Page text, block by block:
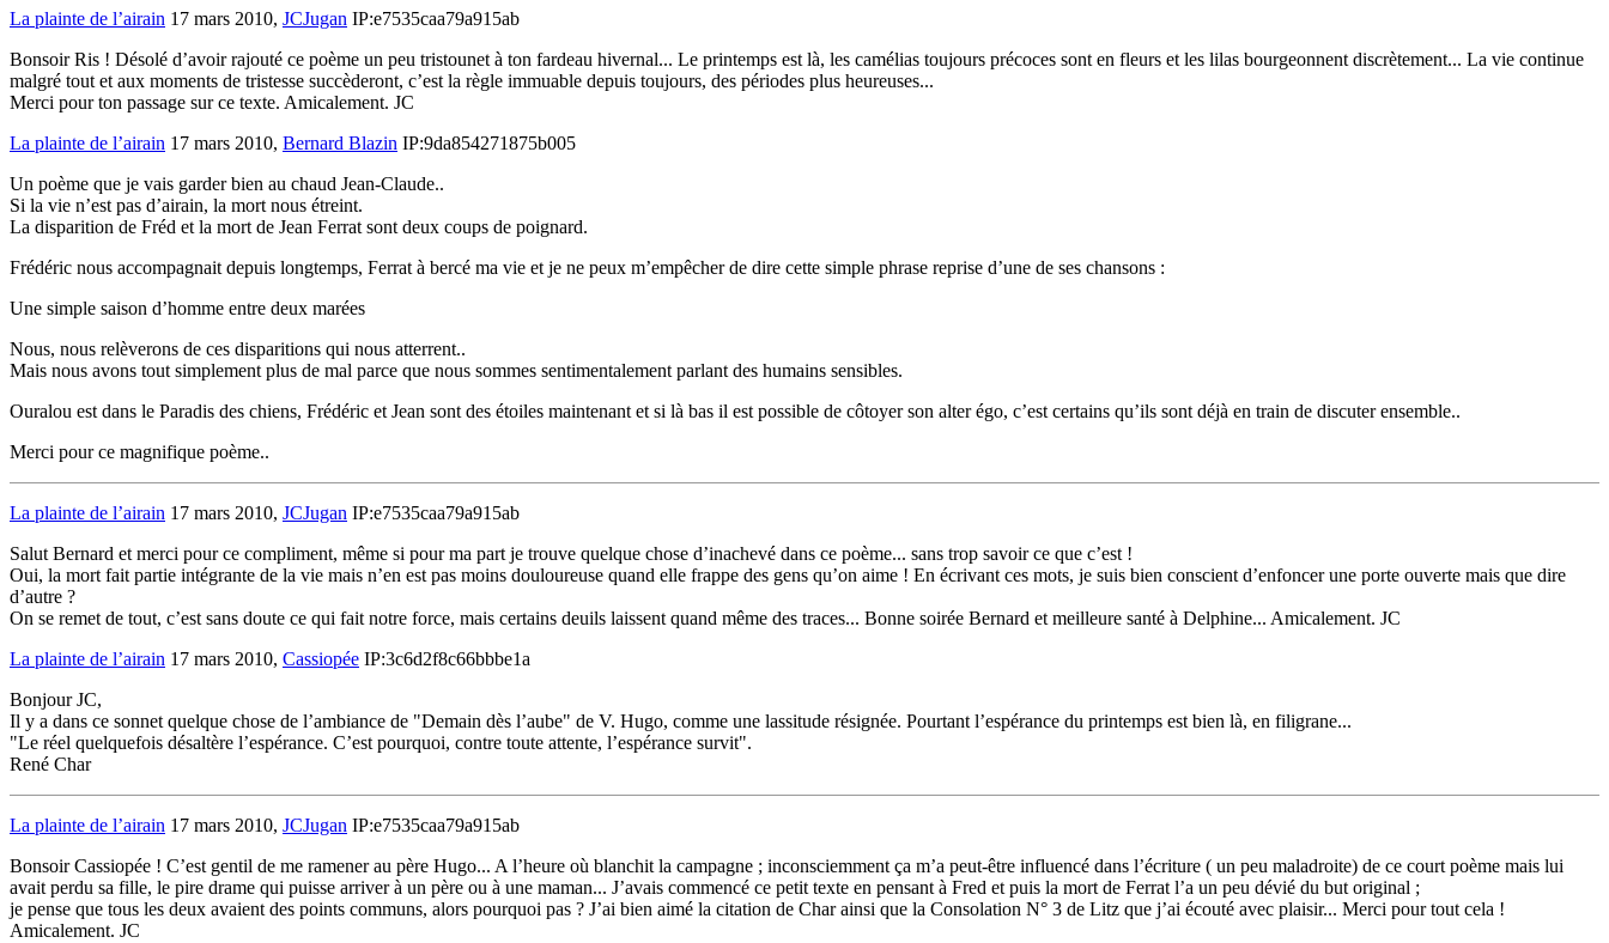
La plainte de l’airain 17 mars 2010, JCJugan IP:e7535caa79a915ab
Bonsoir Ris ! Désolé d’avoir rajouté ce poème un peu tristounet à ton fardeau hivernal... Le printemps est là, les camélias toujours précoces sont en fleurs et les lilas bourgeonnent discrètement... La vie continue
malgré tout et aux moments de tristesse succèderont, c’est la règle immuable depuis toujours, des périodes plus heureuses...
Merci pour ton passage sur ce texte. Amicalement. JC
La plainte de l’airain 17 mars 2010, Bernard Blazin IP:9da854271875b005
Un poème que je vais garder bien au chaud Jean-Claude..
Si la vie n’est pas d’airain, la mort nous étreint.
La disparition de Fréd et la mort de Jean Ferrat sont deux coups de poignard.
Frédéric nous accompagnait depuis longtemps, Ferrat à bercé ma vie et je ne peux m’empêcher de dire cette simple phrase reprise d’une de ses chansons :
Une simple saison d’homme entre deux marées
Nous, nous relèverons de ces disparitions qui nous atterrent..
Mais nous avons tout simplement plus de mal parce que nous sommes sentimentalement parlant des humains sensibles.
Ouralou est dans le Paradis des chiens, Frédéric et Jean sont des étoiles maintenant et si là bas il est possible de côtoyer son alter égo, c’est certains qu’ils sont déjà en train de discuter ensemble..
Merci pour ce magnifique poème..
La plainte de l’airain 17 mars 2010, JCJugan IP:e7535caa79a915ab
Salut Bernard et merci pour ce compliment, même si pour ma part je trouve quelque chose d’inachevé dans ce poème... sans trop savoir ce que c’est !
Oui, la mort fait partie intégrante de la vie mais n’en est pas moins douloureuse quand elle frappe des gens qu’on aime ! En écrivant ces mots, je suis bien conscient d’enfoncer une porte ouverte mais que dire
d’autre ?
On se remet de tout, c’est sans doute ce qui fait notre force, mais certains deuils laissent quand même des traces... Bonne soirée Bernard et meilleure santé à Delphine... Amicalement. JC
La plainte de l’airain 17 mars 2010, Cassiopée IP:3c6d2f8c66bbbe1a
Bonjour JC,
Il y a dans ce sonnet quelque chose de l’ambiance de "Demain dès l’aube" de V. Hugo, comme une lassitude résignée. Pourtant l’espérance du printemps est bien là, en filigrane...
"Le réel quelquefois désaltère l’espérance. C’est pourquoi, contre toute attente, l’espérance survit".
René Char
La plainte de l’airain 17 mars 2010, JCJugan IP:e7535caa79a915ab
Bonsoir Cassiopée ! C’est gentil de me ramener au père Hugo... A l’heure où blanchit la campagne ; inconsciemment ça m’a peut-être influencé dans l’écriture ( un peu maladroite) de ce court poème mais lui
avait perdu sa fille, le pire drame qui puisse arriver à un père ou à une maman... J’avais commencé ce petit texte en pensant à Fred et puis la mort de Ferrat l’a un peu dévié du but original ;
je pense que tous les deux avaient des points communs, alors pourquoi pas ? J’ai bien aimé la citation de Char ainsi que la Consolation N° 3 de Litz que j’ai écouté avec plaisir... Merci pour tout cela !
Amicalement. JC